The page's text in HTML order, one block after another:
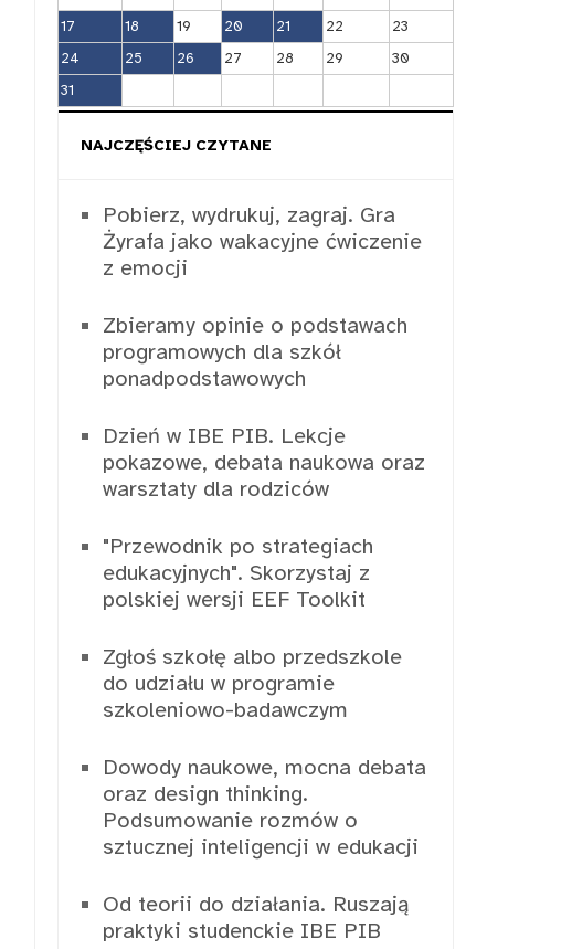
17
18 19 20 21 22
23
24
25 26 27 28 29
30
31
NAJCZĘŚCIEJ CZYTANE
Pobierz, wydrukuj, zagraj. Gra
Żyrafa jako wakacyjne ćwiczenie
z emocji
Zbieramy opinie o podstawach
programowych dla szkół
ponadpodstawowych
Dzień w IBE PIB. Lekcje
pokazowe, debata naukowa oraz
warsztaty dla rodziców
"Przewodnik po strategiach
edukacyjnych". Skorzystaj z
polskiej wersji EEF Toolkit
Zgłoś szkołę albo przedszkole
do udziału w programie
szkoleniowo-badawczym
Dowody naukowe, mocna debata
oraz design thinking.
Podsumowanie rozmów o
sztucznej inteligencji w edukacji
Od teorii do działania. Ruszają
praktyki studenckie IBE PIB